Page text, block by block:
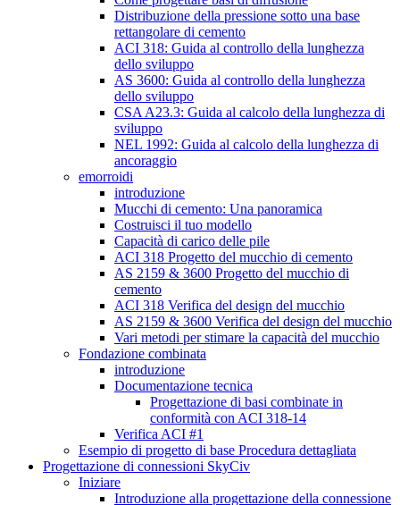
Distribuzione della pressione sotto una base
rettangolare di cemento
ACI 318: Guida al controllo della lunghezza
dello sviluppo
AS 3600: Guida al controllo della lunghezza
dello sviluppo
CSA A23.3: Guida al calcolo della lunghezza di
sviluppo
NEL 1992: Guida al calcolo della lunghezza di
ancoraggio
emorroidi
introduzione
Mucchi di cemento: Una panoramica
Costruisci il tuo modello
Capacità di carico delle pile
ACI 318 Progetto del mucchio di cemento
AS 2159 & 3600 Progetto del mucchio di
cemento
ACI 318 Verifica del design del mucchio
AS 2159 & 3600 Verifica del design del mucchio
Vari metodi per stimare la capacità del mucchio
Fondazione combinata
introduzione
Documentazione tecnica
Progettazione di basi combinate in
conformità con ACI 318-14
Verifica ACI #1
Esempio di progetto di base Procedura dettagliata
Progettazione di connessioni SkyCiv
Iniziare
Introduzione alla progettazione della connessione